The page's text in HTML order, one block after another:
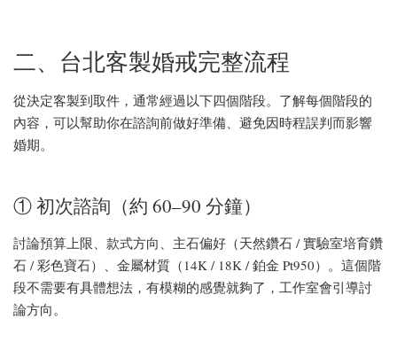
二、台北客製婚戒完整流程
從決定客製到取件，通常經過以下四個階段。了解每個階段的
內容，可以幫助你在諮詢前做好準備、避免因時程誤判而影響
婚期。
① 初次諮詢（約 60–90 分鐘）
討論預算上限、款式方向、主石偏好（天然鑽石 / 實驗室培育鑽
石 / 彩色寶石）、金屬材質（14K / 18K / 鉑金 Pt950）。這個階
段不需要有具體想法，有模糊的感覺就夠了，工作室會引導討
論方向。